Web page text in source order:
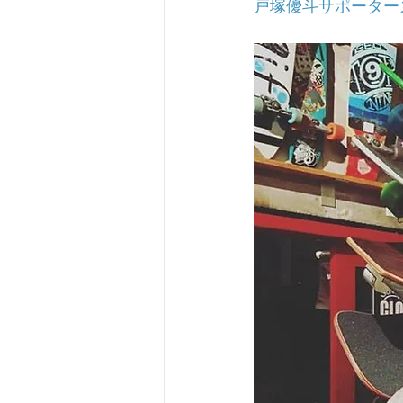
戸塚優斗サポータ